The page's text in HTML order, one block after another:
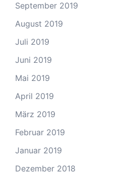
September 2019
August 2019
Juli 2019
Juni 2019
Mai 2019
April 2019
März 2019
Februar 2019
Januar 2019
Dezember 2018